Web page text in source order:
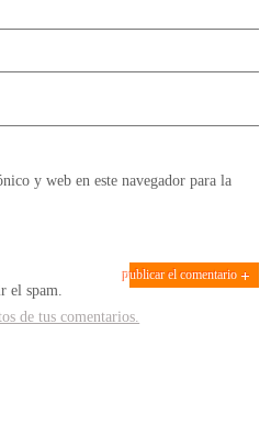
y web en este navegador para la
el spam.
de tus comentarios.